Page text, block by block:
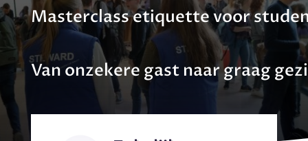
Masterclass etiquette voor
Van onzekere gast naar graag